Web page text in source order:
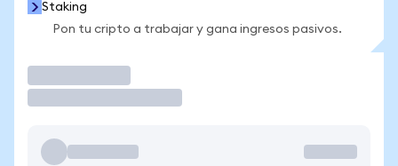
Staking
Pon tu cripto a trabajar y gana ingresos pasivos.